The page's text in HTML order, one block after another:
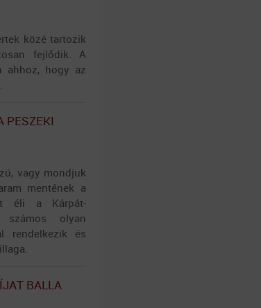
közé tartozik
fejlődik. A
ahhoz, hogy az
PESZEKI
vagy mondjuk
mentének a
éli a Kárpát-
számos olyan
rendelkezik és
BALLA